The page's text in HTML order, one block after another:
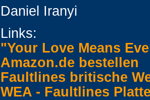
Daniel Iranyi
Links:
"Your Love Means
Amazon.de bestellen
Faultlines britische
WEA - Faultlines